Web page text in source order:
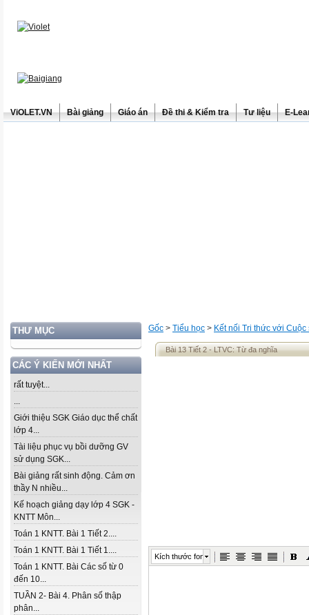
ViOLET.VN Bài giảng Giáo án Đề thi & Kiểm tra Tư liệu E-
THƯ MỤC
CÁC Ý KIẾN MỚI NHẤT
rất tuyệt...
...
Giới thiệu SGK Giáo dục thể chất
lớp 4...
Tài liệu phục vụ bồi dưỡng GV
sử dụng SGK...
Bài giảng rất sinh động. Cảm ơn
thầy N nhiều...
Kế hoạch giảng dạy lớp 4 SGK -
KNTT Môn...
Toán 1 KNTT. Bài 1 Tiết 2....
Toán 1 KNTT. Bài 1 Tiết 1....
Toán 1 KNTT. Bài Các số từ 0
đến 10...
TUẦN 2- Bài 4. Phân số thập
phân...
Gốc > Tiểu học > Kết nối Tri thức với Cuộc
Bài 13 Tiết 2 - LTVC: Từ đa nghĩa
Kích thước font